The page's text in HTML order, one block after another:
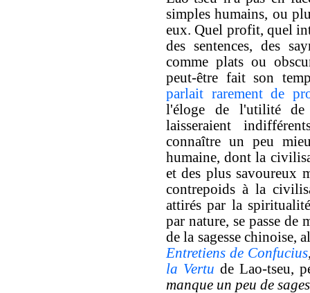
simples humains, ou
eux. Quel profit, quel
des sentences, des
comme plats ou
peut-être fait son
parlait rarement de
l'éloge de l'utilité
laisseraient
connaître un peu
humaine, dont la
et des plus savoureux
contrepoids à la
attirés par la
par nature, se passe de
de la sagesse chinoise,
Entretiens de Confucius
la Vertu de Lao-tseu,
manque un peu de